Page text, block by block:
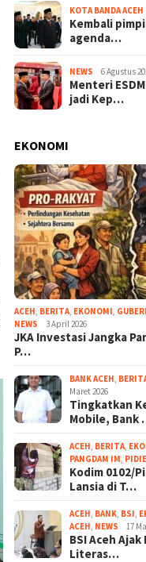
KOTA BANDA ACEH
Kembali
agenda…
NEWS 6 Agustus
Menteri
jadi Kep…
EKONOMI
ACEH BERITA EKONOMI
NEWS
3 April 2026
JKA Investasi Jangka
P…
BANK ACEH
Maret 2026
Tingkatkan
Mobile, Bank
ACEH BERITA
PANGDAM IM PIDIE
Kodim 0102/
Lansia di T…
ACEH BANK BSI
ACEH NEWS 17
BSI Aceh
Literas…